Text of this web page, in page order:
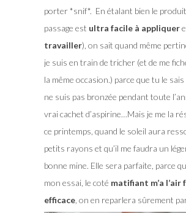
porter *snif*. En étalant bien le
passage est ultra facile à appliquer
travailler), on sait quand même
je suis en train de tricher (et de me
la même occasion.) parce que tu le sais
ne suis pas bronzée pendant toute
vrai cachet d’aspirine…Mais je me la
ce printemps, quand le soleil aura
petits rayons et qu’il me faudra un
bonne mine. Elle sera parfaite, parce
mon essai, le coté matifiant m’a l’air
efficace, on en reparlera sûrement